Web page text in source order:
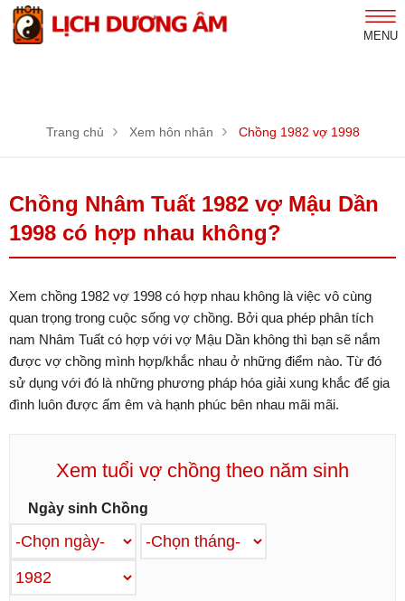
MENU
Trang chủ Xem hôn nhân Chồng 1982 vợ 1998
Chồng Nhâm Tuất 1982 vợ Mậu Dần
1998 có hợp nhau không?
Xem chồng 1982 vợ 1998 có hợp nhau không là việc vô cùng
quan trọng trong cuộc sống vợ chồng. Bởi qua phép phân tích
nam Nhâm Tuất có hợp với vợ Mậu Dần không thì bạn sẽ nắm
được vợ chồng mình hợp/khắc nhau ở những điểm nào. Từ đó
sử dụng với đó là những phương pháp hóa giải xung khắc để gia
đình luôn được ấm êm và hạnh phúc bên nhau mãi mãi.
Xem tuổi vợ chồng theo năm sinh
Ngày sinh Chồng